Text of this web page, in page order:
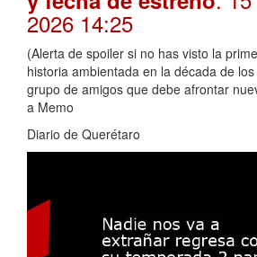
2026 14:25
(Alerta de spoiler si no has visto la
historia ambientada en la década de
grupo de amigos que debe afrontar
a Memo
Diario de Querétaro